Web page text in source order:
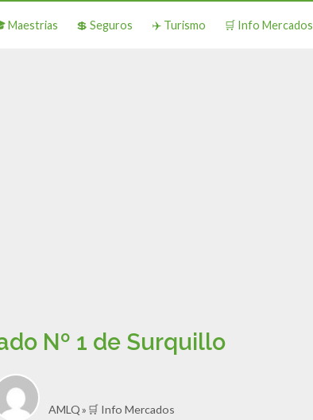
Maestrias 💲 Seguros ✈️ Turismo 🛒 Info Mercados
Nº 1 de Surquillo
AMLQ 🛒 Info Mercados